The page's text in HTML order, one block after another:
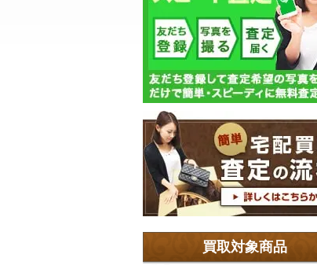
買取対象商品